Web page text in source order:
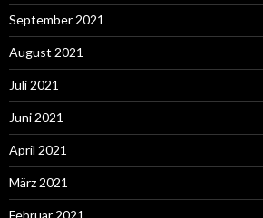
September 2021
August 2021
Juli 2021
Juni 2021
April 2021
März 2021
Februar 2021